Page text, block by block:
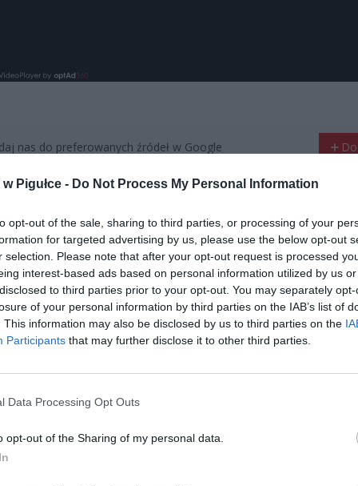
Pigułce - Do Not Process My Personal Information
opt-out of the sale, sharing to third parties, or processing of your
for targeted advertising by us, please use the below opt-out
selection. Please note that after your opt-out request is processed
interest-based ads based on personal information utilized by us
to third parties prior to your opt-out. You may separately
of your personal information by third parties on the IAB’s list of
This information may also be disclosed by us to third parties on the
Participants that may further disclose it to other third parties.
Data Processing Opt Outs
opt-out of the Sharing of my personal data.
nas do preferowanych źródeł w Google